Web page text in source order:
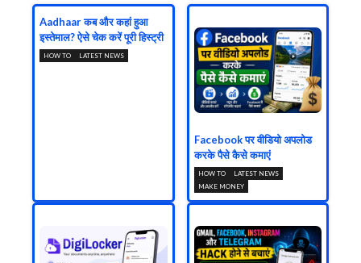
Aadhaar कब और कहां हुआ
इस्तेमाल? ऐसे चेक करें पूरी हिस्ट्री
HOW TO LATEST NEWS
Facebook पर वीडियो अपलोड
करके पैसे कैसे कमाएं
HOW TO
LATEST NEWS
MAKE MONEY